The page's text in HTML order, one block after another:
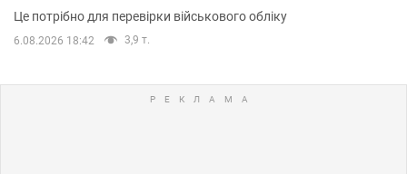
Це потрібно для перевірки військового обліку
6.08.2026 18:42 3,9 т.